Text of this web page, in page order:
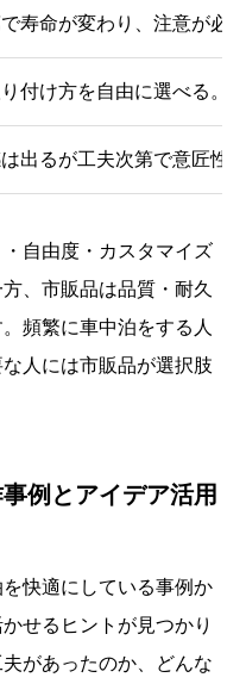
寿命が変わり、注意が必
付け方を自由に選べる。
出るが工夫次第で意匠性
自由度・カスタマイズ
、市販品は品質・耐久
頻繁に車中泊をする人
人には市販品が選択肢
例とアイデア活用
快適にしている事例か
せるヒントが見つかり
があったのか、どんな